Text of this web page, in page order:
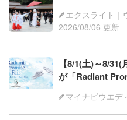
エクスライト｜
2026/08/06 更新
【8/1(土)～8/
が「Radiant
マイナビウエデ